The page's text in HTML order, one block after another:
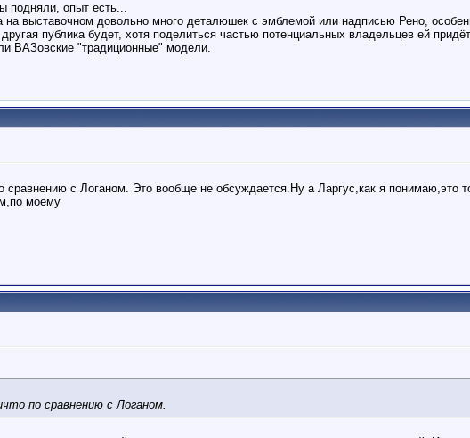
подняли, опыт есть...
выставочном довольно много деталюшек с эмблемой или надписью Рено,
публика будет, хотя поделиться частью потенциальных владельцев ей
ВАЗовские "традиционные" модели.
сравнению с Логаном. Это вообще не обсуждается.Ну а Ларгус,как я понимаю,это
моему
по сравнению с Логаном.